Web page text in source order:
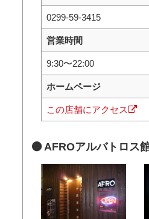
0299-59-3415
営業時間
9:30〜22:00
ホームページ
この店舗にアクセス
AFROアルバトロス